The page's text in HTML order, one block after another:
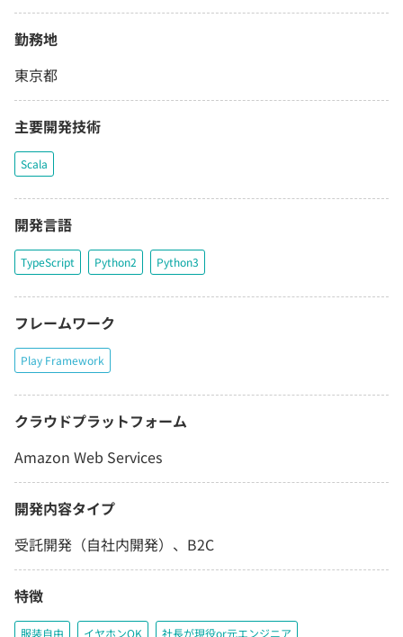
勤務地
東京都
主要開発技術
Scala
開発言語
TypeScript Python2 Python3
フレームワーク
Play Framework
クラウドプラットフォーム
Amazon Web Services
開発内容タイプ
受託開発（自社内開発）、B2C
特徴
服装自由 イヤホンOK 社長が現役or元エンジニア